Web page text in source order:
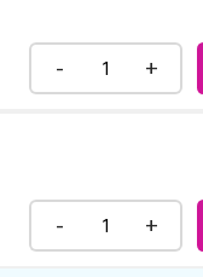
- +
- +